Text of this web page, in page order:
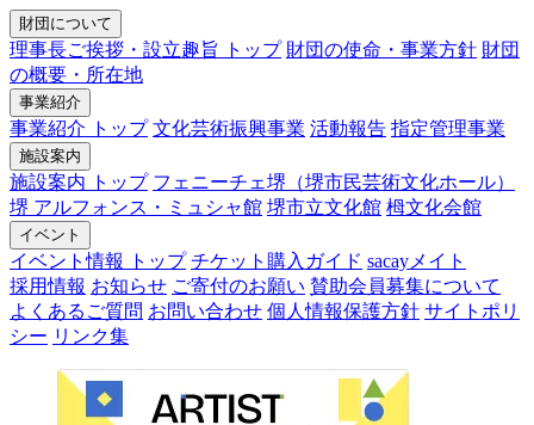
財団について
理事長ご挨拶・設立趣旨 トップ 財団の使命・事業方針 財団
の概要・所在地
事業紹介
事業紹介 トップ 文化芸術振興事業 活動報告 指定管理事業
施設案内
施設案内 トップ フェニーチェ堺（堺市民芸術文化ホール）
堺 アルフォンス・ミュシャ館 堺市立文化館 栂文化会館
イベント
イベント情報 トップ チケット購入ガイド sacayメイト
採用情報 お知らせ ご寄付のお願い 賛助会員募集について
よくあるご質問 お問い合わせ 個人情報保護方針 サイトポリ
シー リンク集